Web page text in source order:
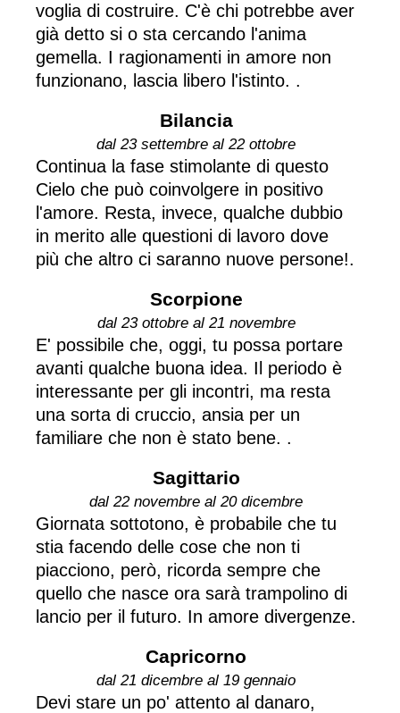
voglia di costruire. C'è chi potrebbe aver
già detto si o sta cercando l'anima
gemella. I ragionamenti in amore non
funzionano, lascia libero l'istinto. .
Bilancia
dal 23 settembre al 22 ottobre
Continua la fase stimolante di questo
Cielo che può coinvolgere in positivo
l'amore. Resta, invece, qualche dubbio
in merito alle questioni di lavoro dove
più che altro ci saranno nuove persone!.
Scorpione
dal 23 ottobre al 21 novembre
E' possibile che, oggi, tu possa portare
avanti qualche buona idea. Il periodo è
interessante per gli incontri, ma resta
una sorta di cruccio, ansia per un
familiare che non è stato bene. .
Sagittario
dal 22 novembre al 20 dicembre
Giornata sottotono, è probabile che tu
stia facendo delle cose che non ti
piacciono, però, ricorda sempre che
quello che nasce ora sarà trampolino di
lancio per il futuro. In amore divergenze.
Capricorno
dal 21 dicembre al 19 gennaio
Devi stare un po' attento al danaro,